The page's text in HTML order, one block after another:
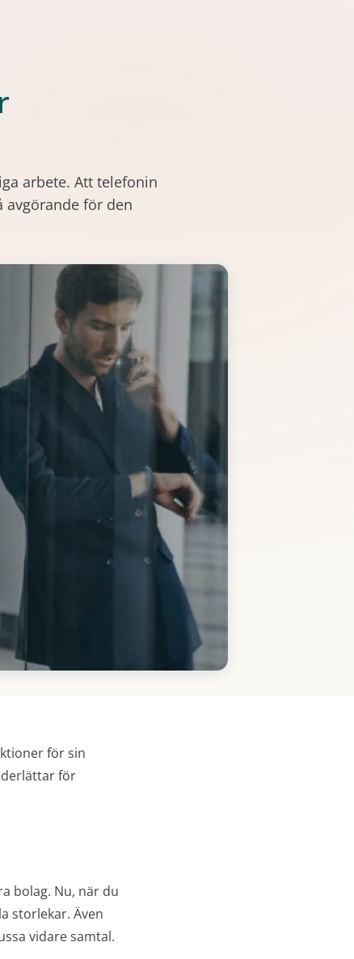
arbete. Att telefonin
avgörande för den
för sin
för
bolag. Nu, när du
storlekar. Även
vidare samtal.